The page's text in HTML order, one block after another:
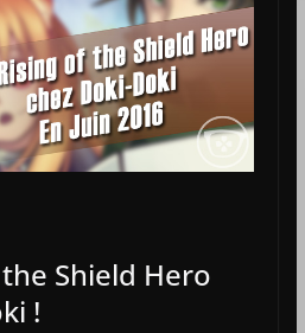
Shield Hero
!